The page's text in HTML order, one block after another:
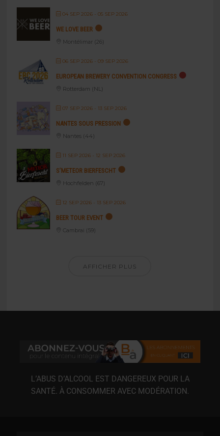
04 SEP 2026- 05 SEP 2026
WE LOVE BEER
Montélimar (26)
06 SEP 2026- 09 SEP 2026
EUROPEAN BREWERY CONVENTION CONGRESS
Rotterdam (NL)
07 SEP 2026- 13 SEP 2026
NANTES SOUS PRESSION
Nantes (44)
11 SEP 2026- 12 SEP 2026
S’METEOR BIERFESCHT
Hochfelden (67)
12 SEP 2026- 13 SEP 2026
BEER TOUR EVENT
Cambrai (59)
AFFICHER PLUS
L’ABUS D’ALCOOL EST DANGEREUX POUR LA
SANTÉ. À CONSOMMER AVEC MODÉRATION.